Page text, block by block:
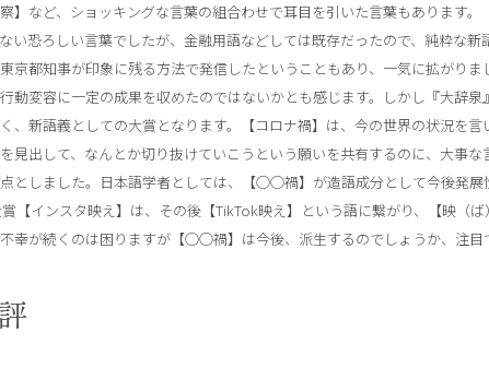
】など、ショッキングな言葉の組合わせで耳目を引いた言葉もあります。
い恐ろしい言葉でしたが、金融用語などしては既存だったので、純粋な新
京都知事が印象に残る方法で発信したということもあり、一気に拡がりま
動変容に一定の成果を収めたのではないかとも感じます。しかし『大辞泉
、新語義としての大賞となります。【コロナ禍】は、今の世界の状況を言
見出して、なんとか切り抜けていこうという願いを共有するのに、大事な
としました。日本語学者としては、【○○禍】が造語成分として今後発展
【インスタ映え】は、その後【TikTok映え】という語に繋がり、【映（
幸が続くのは困りますが【○○禍】は今後、派生するのでしょうか、注目